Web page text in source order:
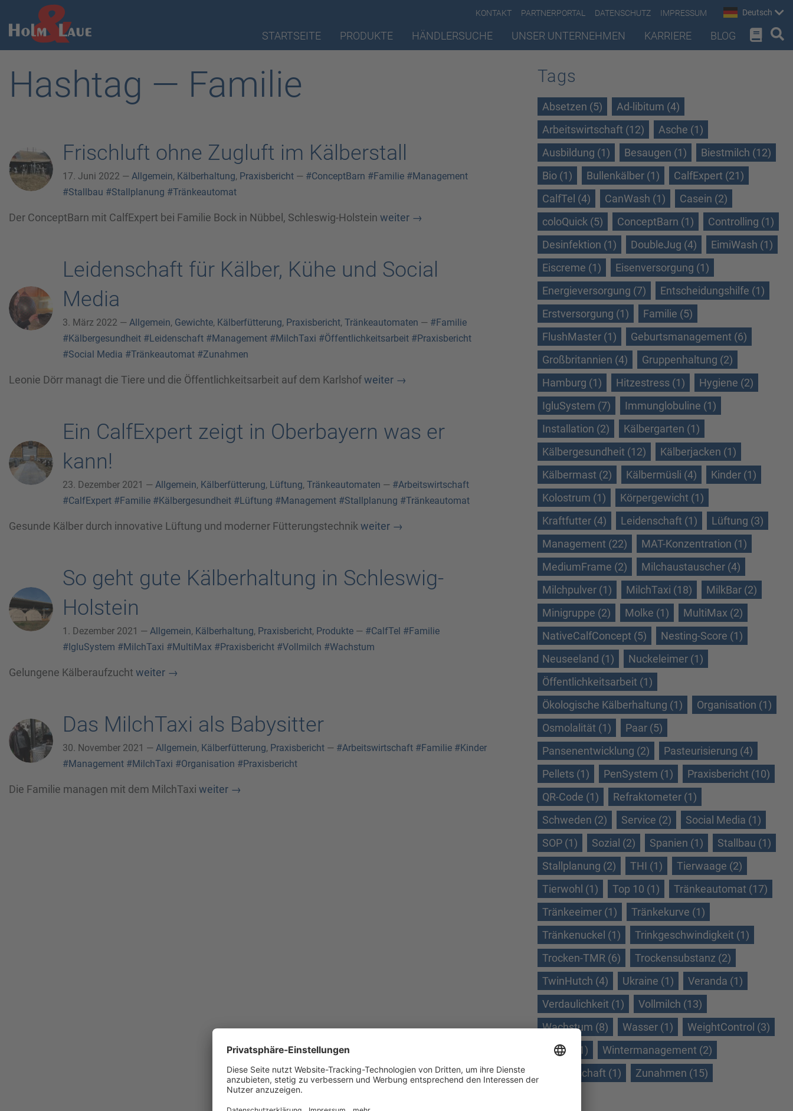
KONTAKT PARTNERPORTAL DATENSCHUTZ IMPRESSUM Deutsch
STARTSEITE PRODUKTE HÄNDLERSUCHE UNSER UNTERNEHMEN KARRIERE BLOG
Hashtag — Familie
Frischluft ohne Zugluft im Kälberstall
17. Juni 2022 — Allgemein, Kälberhaltung, Praxisbericht — #ConceptBarn #Familie #Management
#Stallbau #Stallplanung #Tränkeautomat
Der ConceptBarn mit CalfExpert bei Familie Bock in Nübbel, Schleswig-Holstein weiter →
Leidenschaft für Kälber, Kühe und Social
Media
3. März 2022 — Allgemein, Gewichte, Kälberfütterung, Praxisbericht, Tränkeautomaten — #Familie
#Kälbergesundheit #Leidenschaft #Management #MilchTaxi #Öffentlichkeitsarbeit #Praxisbericht
#Social Media #Tränkeautomat #Zunahmen
Leonie Dörr managt die Tiere und die Öffentlichkeitsarbeit auf dem Karlshofweiter →
Ein CalfExpert zeigt in Oberbayern was er
kann!
23. Dezember 2021 — Allgemein, Kälberfütterung, Lüftung, Tränkeautomaten — #Arbeitswirtschaft
#CalfExpert #Familie #Kälbergesundheit #Lüftung #Management #Stallplanung #Tränkeautomat
Gesunde Kälber durch innovative Lüftung und moderner Fütterungstechnik weiter →
So geht gute Kälberhaltung in Schleswig-
Holstein
1. Dezember 2021 — Allgemein, Kälberhaltung, Praxisbericht, Produkte — #CalfTel #Familie
#IgluSystem #MilchTaxi #MultiMax #Praxisbericht #Vollmilch #Wachstum
Gelungene Kälberaufzucht weiter →
Das MilchTaxi als Babysitter
30. November 2021 — Allgemein, Kälberfütterung, Praxisbericht — #Arbeitswirtschaft #Familie #Kinder
#Management #MilchTaxi #Organisation #Praxisbericht
Die Familie managen mit dem MilchTaxi weiter →
Tags
Absetzen (5)
Ad-libitum (4)
Arbeitswirtschaft (12)
Asche (1)
Ausbildung (1)
Besaugen (1)
Biestmilch (12)
Bio (1)
Bullenkälber (1)
CalfExpert (21)
CalfTel (4)
CanWash (1)
Casein (2)
coloQuick (5)
ConceptBarn (1)
Controlling (1)
Desinfektion (1)
DoubleJug (4)
EimiWash (1)
Eiscreme (1)
Eisenversorgung (1)
Energieversorgung (7)
Entscheidungshilfe (1)
Erstversorgung (1)
Familie (5)
FlushMaster (1)
Geburtsmanagement (6)
Großbritannien (4)
Gruppenhaltung (2)
Hamburg (1)
Hitzestress (1)
Hygiene (2)
IgluSystem (7)
Immunglobuline (1)
Installation (2)
Kälbergarten (1)
Kälbergesundheit (12)
Kälberjacken (1)
Kälbermast (2)
Kälbermüsli (4)
Kinder (1)
Kolostrum (1)
Körpergewicht (1)
Kraftfutter (4)
Leidenschaft (1)
Lüftung (3)
Management (22)
MAT-Konzentration (1)
MediumFrame (2)
Milchaustauscher (4)
Milchpulver (1)
MilchTaxi (18)
MilkBar (2)
Minigruppe (2)
Molke (1)
MultiMax (2)
NativeCalfConcept (5)
Nesting-Score (1)
Neuseeland (1)
Nuckeleimer (1)
Öffentlichkeitsarbeit (1)
Ökologische Kälberhaltung (1)
Organisation (1)
Osmolalität (1)
Paar (5)
Pansenentwicklung (2)
Pasteurisierung (4)
Pellets (1)
PenSystem (1)
Praxisbericht (10)
QR-Code (1)
Refraktometer (1)
Schweden (2)
Service (2)
Social Media (1)
SOP (1)
Sozial (2) Spanien (1)
Stallbau (1)
Stallplanung (2)
THI (1)
Tierwaage (2)
Tierwohl (1)
Top 10 (1)
Tränkeautomat (17)
Tränkeeimer (1)
Tränkekurve (1)
Tränkenuckel (1)
Trinkgeschwindigkeit (1)
Trocken-TMR (6)
Trockensubstanz (2)
TwinHutch (4)
Ukraine (1)
Veranda (1)
Verdaulichkeit (1)
Vollmilch (13)
Wachstum (8)
Wasser (1)
WeightControl (3)
Winter (1)
Wintermanagement (2)
Wissenschaft (1)
Zunahmen (15)